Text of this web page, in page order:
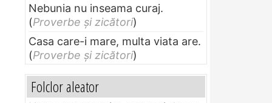
Nebunia nu inseama curaj.
(Proverbe și zicători)
Casa care-i mare, multa viata are.
(Proverbe și zicători)
Folclor aleator